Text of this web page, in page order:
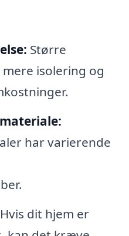
Større
isolering og
har varierende
Hvis dit hjem er